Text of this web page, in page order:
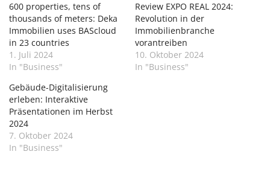
600 properties, tens of
thousands of meters: Deka
Immobilien uses BAScloud
in 23 countries
1. Juli 2024
In "Business"
Review EXPO REAL 2024:
Revolution in der
Immobilienbranche
vorantreiben
10. Oktober 2024
In "Business"
Gebäude-Digitalisierung
erleben: Interaktive
Präsentationen im Herbst
2024
7. Oktober 2024
In "Business"